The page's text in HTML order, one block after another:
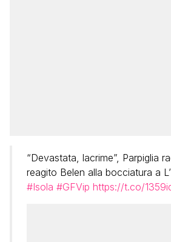
“Devastata, lacrime”, Parpiglia
reagito Belen alla bocciatura a
#Isola #GFVip https://t.co/